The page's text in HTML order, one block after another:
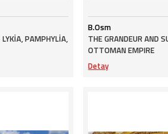
PAMPHYLİA,
B.Osm
THE GRANDEUR AND
OTTOMAN EMPIRE
Detay